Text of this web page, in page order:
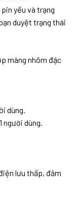
yếu và trạng
duyệt trạng thái
màng nhôm đặc
dùng.
người dùng.
lưu thấp, đảm